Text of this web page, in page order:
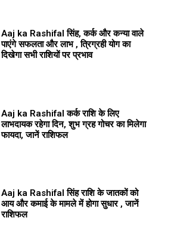
Aaj ka Rashifal सिंह, कर्क और कन्या वाले
पाएंगे सफलता और लाभ , त्रिग्रही योग का
दिखेगा सभी राशियों पर प्रभाव
Aaj ka Rashifal कर्क राशि के लिए
लाभदायक रहेगा दिन, शुभ ग्रह गोचर का मिलेगा
फायदा, जानें राशिफल
Aaj ka Rashifal सिंह राशि के जातकों को
आय और कमाई के मामले में होगा सुधार , जानें
राशिफल